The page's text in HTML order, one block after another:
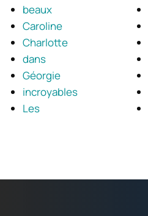
beaux
Caroline
Charlotte
dans
Géorgie
incroyables
Les